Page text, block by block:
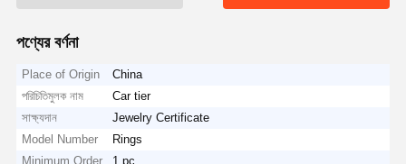
পণ্যের বর্ণনা
Place of Origin
China
পরিচিতিমুলক নাম
Car tier
সাক্ষ্যদান
Jewelry Certificate
Model Number
Rings
Minimum Order
1 pc